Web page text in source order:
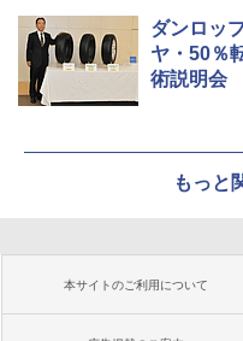
ダンロッ
ヤ・50％
術説明会
もっと
本サイトのご利用について